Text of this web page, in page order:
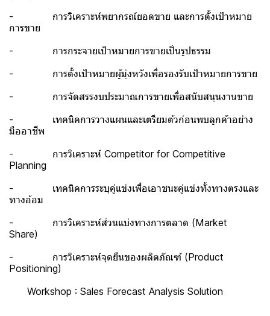
- การวิเคราะห์พยากรณ์ยอดขาย และการตั้งเป้าหมาย
การขาย
- การกระจายเป้าหมายการขายเป็นรูปธรรม
- การตั้งเป้าหมายผู้มุ่งหวังเพื่อรองรับเป้าหมายการขาย
- การจัดสรรงบประมาณการขายเพื่อสนับสนุนงานขาย
- เทคนิคการวางแผนและเตรียมต้วก่อนพบลูกค้าอย่าง
มืออาชีพ
- การวิเคราะห์ Competitor for Competitive
Planning
- เทคนิคการระบุคู่แข่งเพื่อเอาชนะคู่แข่งทั้งทางตรงและ
ทางอ้อม
- การวิเคราะห์ส่วนแบ่งทางการตลาด (Market
Share)
- การวิเคราะห์จุดยืนของผลิตภัณฑ์ (Product
Positioning)
Workshop : Sales Forecast Analysis Solution